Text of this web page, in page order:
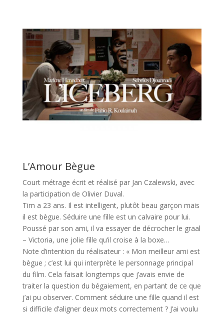
L’Amour Bègue
Court métrage écrit et réalisé par Jan Czalewski, avec
la participation de Olivier Duval.
Tim a 23 ans. Il est intelligent, plutôt beau garçon mais
il est bègue. Séduire une fille est un calvaire pour lui.
Poussé par son ami, il va essayer de décrocher le graal
– Victoria, une jolie fille qu’il croise à la boxe…
Note d’intention du réalisateur : « Mon meilleur ami est
bègue ; c’est lui qui interprète le personnage principal
du film. Cela faisait longtemps que j’avais envie de
traiter la question du bégaiement, en partant de ce que
j’ai pu observer. Comment séduire une fille quand il est
si difficile d’aligner deux mots correctement ? J’ai voulu